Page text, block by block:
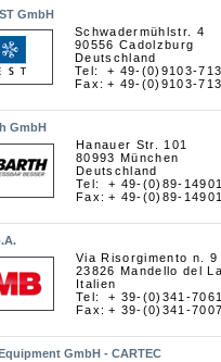
GmbH
Schwadermühlstr. 4
90556 Cadolzburg
Deutschland
Tel:
Fax:
+ 49-(0)9103-
+ 49-(0)9103-
GmbH
Hanauer Str. 101
80993 München
Deutschland
Tel:
Fax:
+ 49-(0)89-
+ 49-(0)89-
Via Risorgimento n. 9
23826 Mandello del
Italien
Tel:
Fax:
+ 39-(0)341-
+ 39-(0)341-
GmbH - CARTEC